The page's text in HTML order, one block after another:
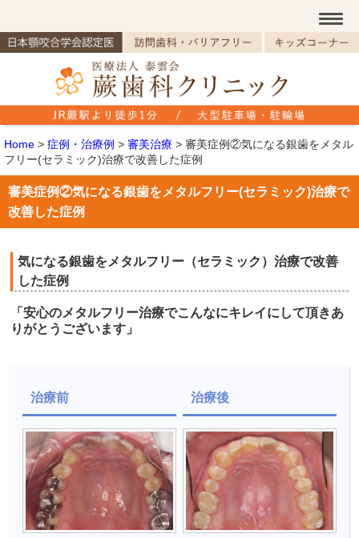
Home > 症例・治療例 > 審美治療 > 審美症例②気になる銀歯をメタル
フリー(セラミック)治療で改善した症例
審美症例②気になる銀歯をメタルフリー(セラミック)治療で
改善した症例
気になる銀歯をメタルフリー（セラミック）治療で改善
した症例
「安心のメタルフリー治療でこんなにキレイにして頂きあ
りがとうございます」
治療前 治療後